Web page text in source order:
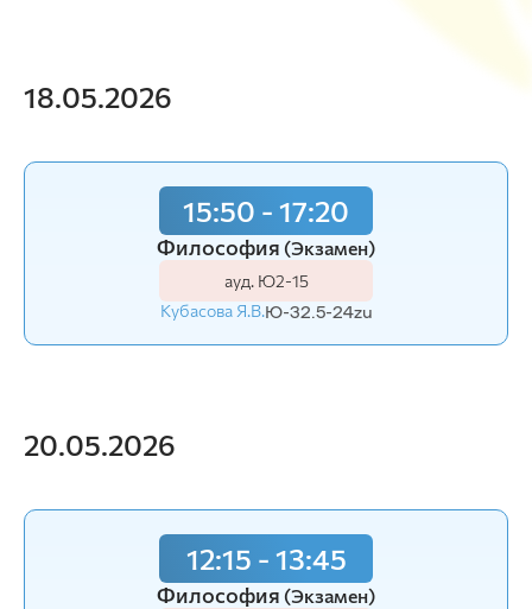
18.05.2026
15:50 - 17:20
Философия (Экзамен)
ауд. Ю2-15
Кубасова Я.В.Ю-32.5-24zu
20.05.2026
12:15 - 13:45
Философия (Экзамен)